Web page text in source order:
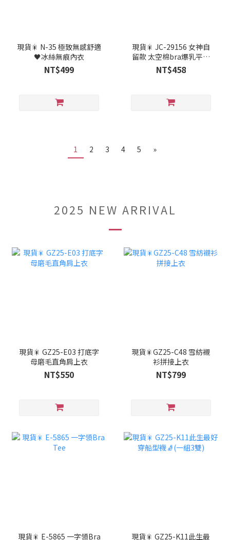
現貨🎇 N-35 極致無感舒適
🖤冰絲無痕內衣
NT$499
現貨🎇 JC-29156 女神自
留款 太空棉bra爆乳平口
小可愛
NT$458
1 2 3 4 5 »
2025 NEW ARRIVAL
現貨🎇 GZ25-E03 打底字
母磨毛直角肩上衣
NT$550
現貨🎇GZ25-C48 雪紡襯
衫拼接上衣
NT$799
現貨🎇 E-5865 一字領Bra 現貨🎇 GZ25-K11此生最